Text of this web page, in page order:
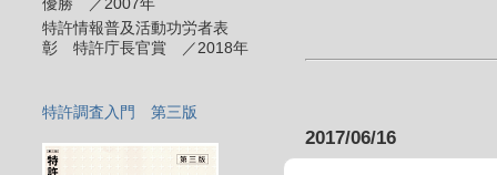
2017/06/16
優勝 ／2007年
特許情報普及活動功労者表
彰 特許庁長官賞 ／2018年
特許調査入門 第三版